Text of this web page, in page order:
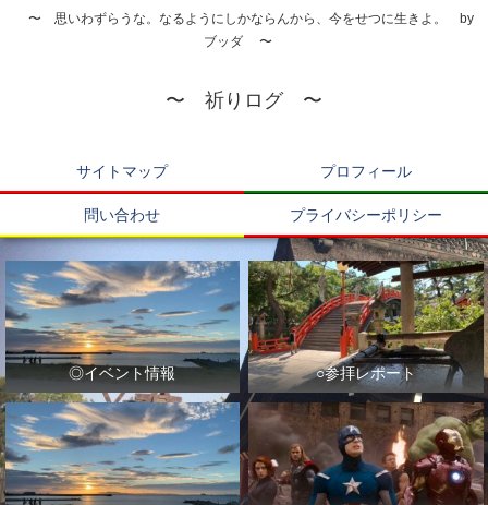
〜 思いわずらうな。なるようにしかならんから、今をせつに生きよ。 by
ブッダ 〜
〜 祈りログ 〜
サイトマップ プロフィール
問い合わせ プライバシーポリシー
◎イベント情報 ○参拝レポート